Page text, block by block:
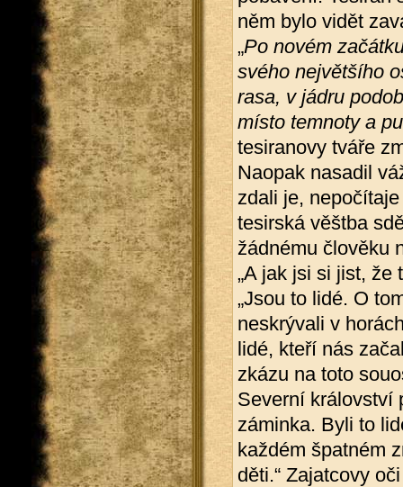
něm bylo vidět
„Po novém
svého největšího
rasa, v jádru
místo temnoty a
tesiranovy tváře
Naopak nasadil
zdali je,
tesirská věštba
žádnému člověku
„A jak jsi si jist, že
„Jsou to lidé. O
neskrývali v
lidé, kteří nás
zkázu na toto
Severní království
záminka. Byli to
každém špatném
děti.“ Zajatcovy